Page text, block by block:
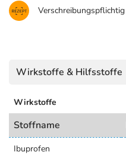
Verschreibungspflichtig
Wirkstoffe & Hilfsstoffe
Wirkstoffe
Stoffname
Ibuprofen